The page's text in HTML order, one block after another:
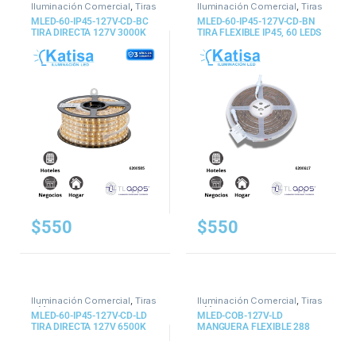
Iluminación Comercial, Tiras
y Mangueras
MLED-60-IP45-127V-CD-BC
TIRA DIRECTA 127V 3000K
5M
$550
Iluminación Comercial, Tiras
y Mangueras
MLED-60-IP45-127V-CD-BN
TIRA FLEXIBLE IP45, 60 LEDS
$550
Iluminación Comercial, Tiras
y Mangueras
MLED-60-IP45-127V-CD-LD
TIRA DIRECTA 127V 6500K
Iluminación Comercial, Tiras
y Mangueras
MLED-COB-127V-LD
MANGUERA FLEXIBLE 288